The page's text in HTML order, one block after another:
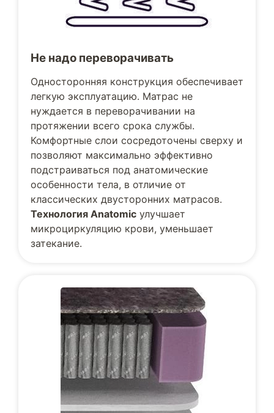
Не надо переворачивать
Односторонняя конструкция обеспечивает
легкую эксплуатацию. Матрас не
нуждается в переворачивании на
протяжении всего срока службы.
Комфортные слои сосредоточены сверху и
позволяют максимально эффективно
подстраиваться под анатомические
особенности тела, в отличие от
классических двусторонних матрасов.
Технология Anatomic улучшает
микроциркуляцию крови, уменьшает
затекание.